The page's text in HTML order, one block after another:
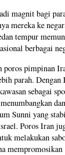
magnit bagi
mereka ke
tempur
berbagai
poros pimpinan
parah. Dengan
sebagai
Sunni yang
Poros Iran
melakukan